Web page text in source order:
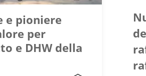
e pioniere
per
e DHW della